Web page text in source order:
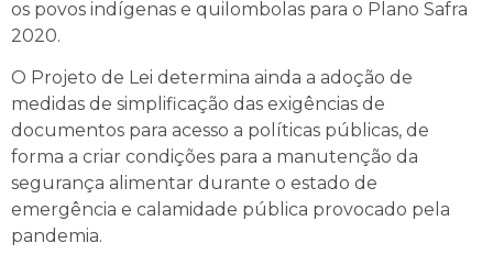
os povos indígenas e quilombolas para o Plano Safra
2020.
O Projeto de Lei determina ainda a adoção de
medidas de simplificação das exigências de
documentos para acesso a políticas públicas, de
forma a criar condições para a manutenção da
segurança alimentar durante o estado de
emergência e calamidade pública provocado pela
pandemia.